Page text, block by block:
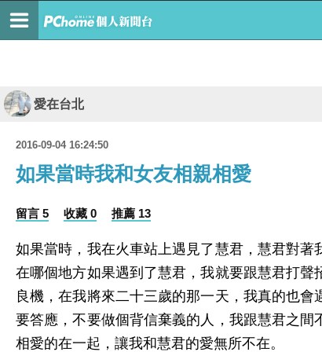
愛在台北
2016-09-04 16:24:50
如果當時我和女友相親相愛
留言 5 收藏 0 推薦 13
如果當時，我在火車站上遇見了慧君，慧君對
在哪個地方如果遇到了慧君，我就要跟慧君打
良機，在我將來二十三歲的那一天，我真的也
要答應，不要做個背信棄義的人，我跟慧君之
相愛的在一起，讓我和慧君的愛無所不在。